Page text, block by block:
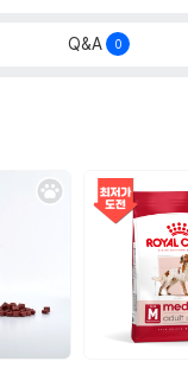
Q&A 0